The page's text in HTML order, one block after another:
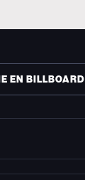
EN BILLBOARD